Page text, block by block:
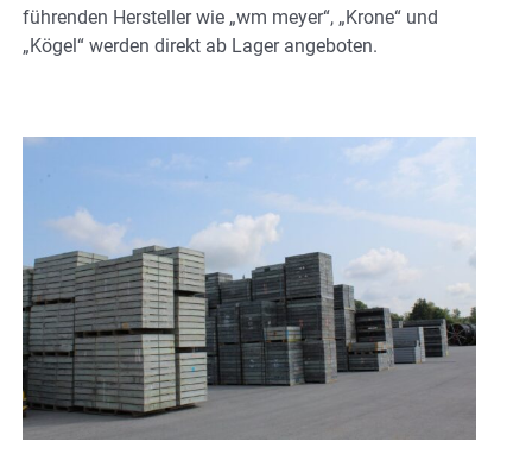
führenden Hersteller wie „wm meyer“, „Krone“ und
„Kögel“ werden direkt ab Lager angeboten.